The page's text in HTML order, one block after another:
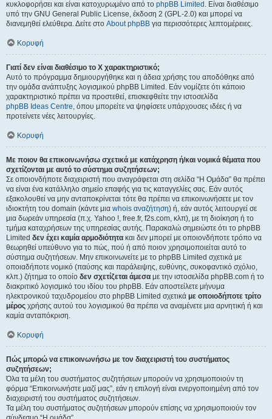
κυκλοφορήσει και είναι κατοχυρωμένο από το phpBB Limited . Είναι διαθέσιμο
υπό την GNU General Public License, έκδοση 2 (GPL-2.0) και μπορεί να
διανεμηθεί ελεύθερα. Δείτε στο About phpBB για περισσότερες λεπτομέρειες.
Κορυφή
Γιατί δεν είναι διαθέσιμο το Χ χαρακτηριστικό;
Αυτό το πρόγραμμα δημιουργήθηκε και η άδεια χρήσης του αποδόθηκε από
την ομάδα ανάπτυξης λογισμικού phpBB Limited. Εάν νομίζετε ότι κάποιο
χαρακτηριστικό πρέπει να προστεθεί, επισκεφθείτε την ιστοσελίδα
phpBB Ideas Centre, όπου μπορείτε να ψηφίσετε υπάρχουσες ιδέες ή να
προτείνετε νέες λειτουργίες.
Κορυφή
Με ποιον θα επικοινωνήσω σχετικά με κατάχρηση ή/και νομικά θέματα που
σχετίζονται με αυτό το σύστημα συζητήσεων;
Σε οποιονδήποτε διαχειριστή που αναγράφεται στη σελίδα “Η Ομάδα” θα πρέπει
να είναι ένα κατάλληλο σημείο επαφής για τις καταγγελίες σας. Εάν αυτός
εξακολουθεί να μην ανταποκρίνεται τότε θα πρέπει να επικοινωνήσετε με τον
ιδιοκτήτη του domain (κάντε μια whois αναζήτηση) ή, εάν αυτός λειτουργεί σε
μια δωρεάν υπηρεσία (π.χ. Yahoo !, free.fr, f2s.com, κλπ), με τη διοίκηση ή το
τμήμα καταχρήσεων της υπηρεσίας αυτής. Παρακαλώ σημειώστε ότι το phpBB
Limited δεν έχει καμία αρμοδιότητα και δεν μπορεί με οποιονδήποτε τρόπο να
θεωρηθεί υπεύθυνο για το πώς, πού ή από ποιον χρησιμοποιείται αυτό το
σύστημα συζητήσεων. Μην επικοινωνείτε με το phpBB Limited σχετικά με
οποιαδήποτε νομικό (παύσης και παράλειψης, ευθύνης, συκοφαντικό σχόλιο,
κλπ.) ζήτημα το οποίο δεν σχετίζεται άμεσα με την ιστοσελίδα phpBB.com ή το
διακριτικό λογισμικό του ιδίου του phpBB. Εάν αποστείλετε μήνυμα
ηλεκτρονικού ταχυδρομείου στο phpBB Limited σχετικά με οποιοδήποτε τρίτο
μέρος χρήσης αυτού του λογισμικού θα πρέπει να αναμένετε μια αρνητική ή και
καμία ανταπόκριση.
Κορυφή
Πώς μπορώ να επικοινωνήσω με τον διαχειριστή του συστήματος
συζητήσεων;
Όλα τα μέλη του συστήματος συζητήσεων μπορούν να χρησιμοποιούν τη
φόρμα “Επικοινωνήστε μαζί μας”, εάν η επιλογή είναι ενεργοποιημένη από τον
διαχειριστή του συστήματος συζητήσεων.
Τα μέλη του συστήματος συζητήσεων μπορούν επίσης να χρησιμοποιούν τον